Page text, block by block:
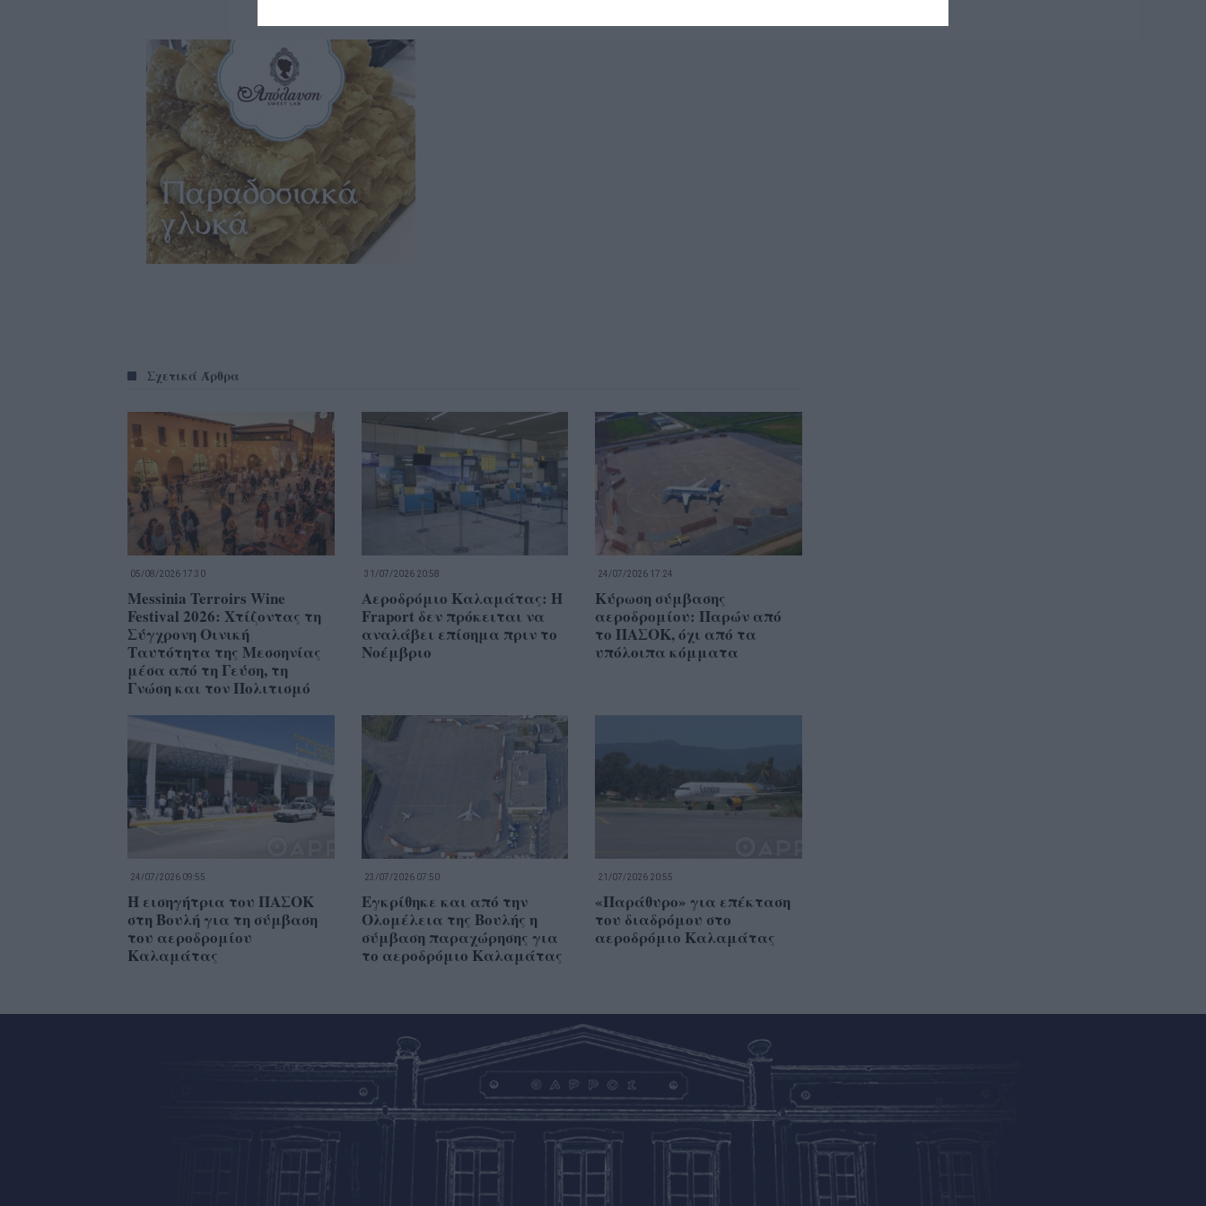
Σχετικά Άρθρα
05/08/2026 17:30
Messinia Terroirs Wine
Festival 2026: Χτίζοντας τη
Σύγχρονη Οινική
Ταυτότητα της Μεσσηνίας
μέσα από τη Γεύση, τη
Γνώση και τον Πολιτισμό
31/07/2026 20:58
Αεροδρόμιο Καλαμάτας: Η
Fraport δεν πρόκειται να
αναλάβει επίσημα πριν το
Νοέμβριο
24/07/2026 17:24
Κύρωση σύμβασης
αεροδρομίου: Παρών από
το ΠΑΣΟΚ, όχι από τα
υπόλοιπα κόμματα
24/07/2026 09:55
Η εισηγήτρια του ΠΑΣΟΚ
στη Βουλή για τη σύμβαση
του αεροδρομίου
Καλαμάτας
23/07/2026 07:50
Εγκρίθηκε και από την
Ολομέλεια της Βουλής η
σύμβαση παραχώρησης για
το αεροδρόμιο Καλαμάτας
21/07/2026 20:55
«Παράθυρο» για επέκταση
του διαδρόμου στο
αεροδρόμιο Καλαμάτας